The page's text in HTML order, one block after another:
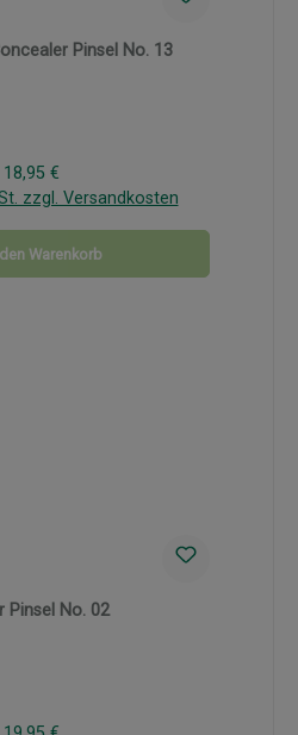
Pinsel No. 13
Regulärer Preis:
18,95 €
zzgl. Versandkosten
Warenkorb
Pinsel No. 02